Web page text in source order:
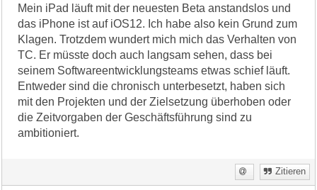
Mein iPad läuft mit der neuesten Beta anstandslos und
das iPhone ist auf iOS12. Ich habe also kein Grund zum
Klagen. Trotzdem wundert mich mich das Verhalten von
TC. Er müsste doch auch langsam sehen, dass bei
seinem Softwareentwicklungsteams etwas schief läuft.
Entweder sind die chronisch unterbesetzt, haben sich
mit den Projekten und der Zielsetzung überhoben oder
die Zeitvorgaben der Geschäftsführung sind zu
ambitioniert.
Zitieren